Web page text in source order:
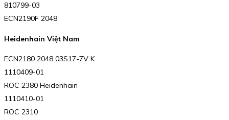
810799-03
ECN2190F 2048
Heidenhain Việt Nam
ECN2180 2048 03S17-7V K
1110409-01
ROC 2380 Heidenhain
1110410-01
ROC 2310